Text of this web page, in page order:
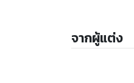
จากผู้แต่ง